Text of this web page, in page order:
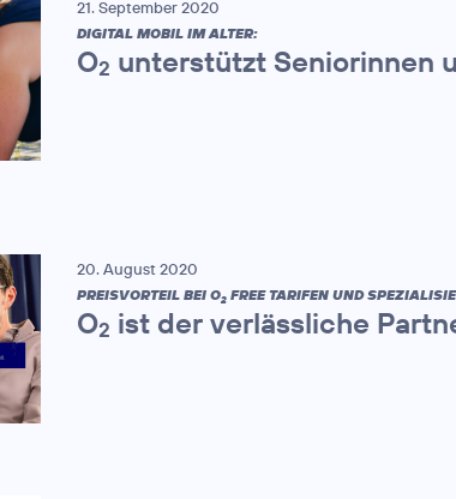
21. September 2020
DIGITAL MOBIL IM ALTER:
O2 unterstützt Seniorinnen
20. August 2020
PREISVORTEIL BEI O2 FREE TARIFEN UND
O2 ist der verlässliche